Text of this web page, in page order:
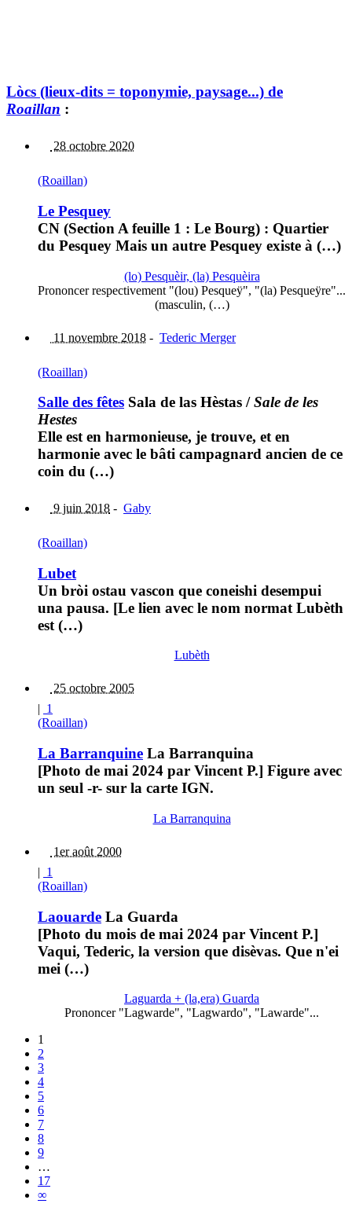
Lòcs (lieux-dits = toponymie, paysage...) de
Roaillan :
28 octobre 2020
(Roaillan)
Le Pesquey
CN (Section A feuille 1 : Le Bourg) : Quartier
du Pesquey Mais un autre Pesquey existe à (…)
(lo) Pesquèir, (la) Pesquèira
Prononcer respectivement "(lou) Pesqueÿ", "(la) Pesqueÿre"...
(masculin, (…)
11 novembre 2018 - Tederic Merger
(Roaillan)
Salle des fêtes Sala de las Hèstas /Sale de les
Hestes
Elle est en harmonieuse, je trouve, et en
harmonie avec le bâti campagnard ancien de ce
coin du (…)
9 juin 2018 - Gaby
(Roaillan)
Lubet
Un bròi ostau vascon que coneishi desempui
una pausa. [Le lien avec le nom normat Lubèth
est (…)
Lubèth
25 octobre 2005
1
(Roaillan)
La Barranquine La Barranquina
[Photo de mai 2024 par Vincent P.] Figure avec
un seul -r- sur la carte IGN.
La Barranquina
1er août 2000
| 1
(Roaillan)
Laouarde La Guarda
[Photo du mois de mai 2024 par Vincent P.]
Vaqui, Tederic, la version que disèvas. Que n'ei
mei (…)
Laguarda + (la,era) Guarda
Prononcer "Lagwarde", "Lagwardo", "Lawarde"...
1
2
3
4
5
6
7
8
9
…
17
∞